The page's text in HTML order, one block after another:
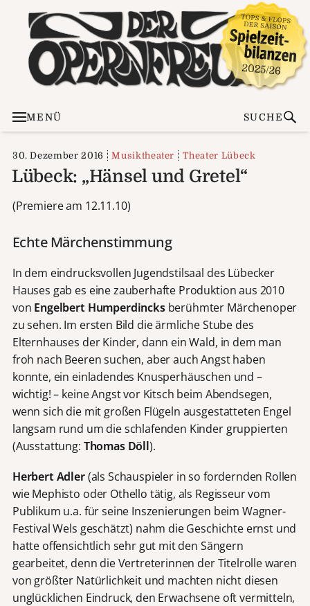
MENÜ SUCHE
30. Dezember 2016 Musiktheater Theater Lübeck
Lübeck: „Hänsel und Gretel“
(Premiere am 12.11.10)
Echte Märchenstimmung
In dem eindrucksvollen Jugendstilsaal des Lübecker
Hauses gab es eine zauberhafte Produktion aus 2010
von Engelbert Humperdincksberühmter Märchenoper
zu sehen. Im ersten Bild die ärmliche Stube des
Elternhauses der Kinder, dann ein Wald, in dem man
froh nach Beeren suchen, aber auch Angst haben
konnte, ein einladendes Knusperhäuschen und –
wichtig! – keine Angst vor Kitsch beim Abendsegen,
wenn sich die mit großen Flügeln ausgestatteten Engel
langsam rund um die schlafenden Kinder gruppierten
(Ausstattung: Thomas Döll).
Herbert Adler(als Schauspieler in so fordernden Rollen
wie Mephisto oder Othello tätig, als Regisseur vom
Publikum u.a. für seine Inszenierungen beim Wagner-
Festival Wels geschätzt) nahm die Geschichte ernst und
hatte offensichtlich sehr gut mit den Sängern
gearbeitet, denn die Vertreterinnen der Titelrolle waren
von größter Natürlichkeit und machten nicht diesen
unglücklichen Eindruck, den Erwachsene oft vermitteln,